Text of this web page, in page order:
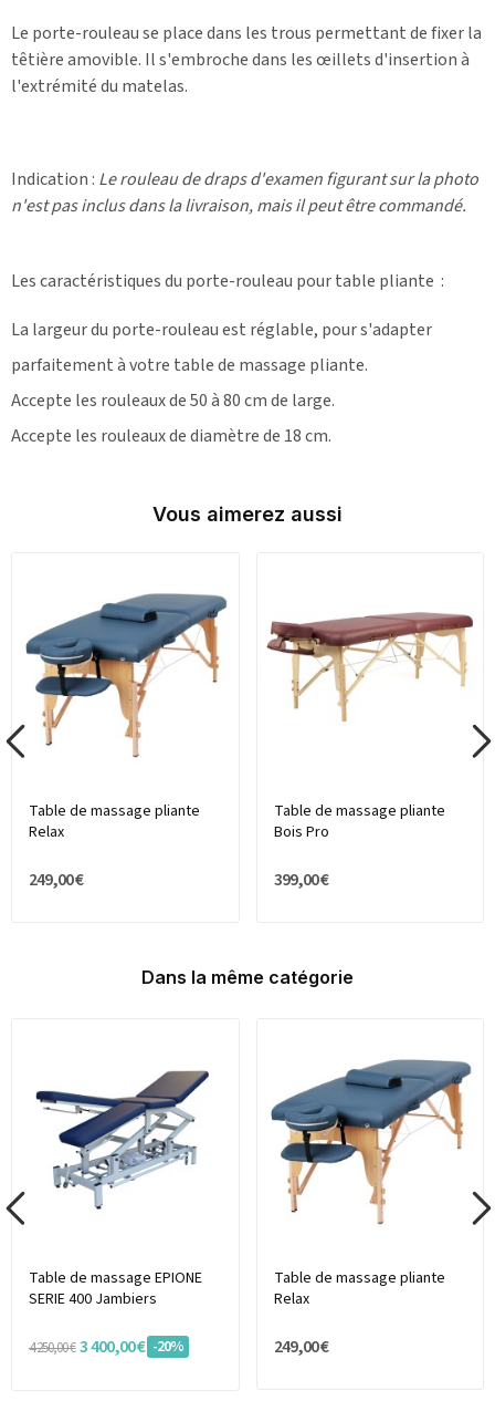
Le porte-rouleau se place dans les trous permettant de fixer la
têtière amovible. Il s'embroche dans les œillets d'insertion à
l'extrémité du matelas.
Indication : Le rouleau de draps d'examen figurant sur la photo
n'est pas inclus dans la livraison, mais il peut être commandé.
Les caractéristiques du porte-rouleau pour table pliante :
La largeur du porte-rouleau est réglable, pour s'adapter
parfaitement à votre table de massage pliante.
Accepte les rouleaux de 50 à 80 cm de large.
Accepte les rouleaux de diamètre de 18 cm.
Vous aimerez aussi
Table de massage pliante
Relax
249,00 €
Table de massage pliante
Bois Pro
399,00 €
Dans la même catégorie
Table de massage EPIONE
SERIE 400 Jambiers
4 250,00 €3 400,00 € -20%
Table de massage pliante
Relax
249,00 €